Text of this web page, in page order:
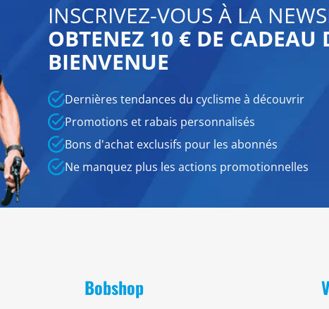
INSCRIVEZ-VOUS À LA
OBTENEZ 10 € DE CADEAU
BIENVENUE
Dernières tendances du cyclisme à découvrir
Promotions et rabais personnalisés
Bons d'achat exclusifs pour les abonnés
Ne manquez plus les actions promotionnelles
Bobshop